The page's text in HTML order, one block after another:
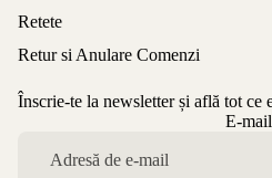
Retete
Retur si Anulare Comenzi
Înscrie-te la newsletter și află tot ce
E-mail
Politica de confidențialitate